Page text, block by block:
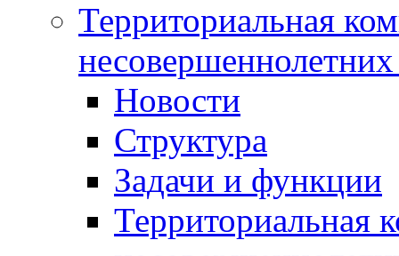
Территориальная
Новости
Структура
Задачи и функции
Территориальная